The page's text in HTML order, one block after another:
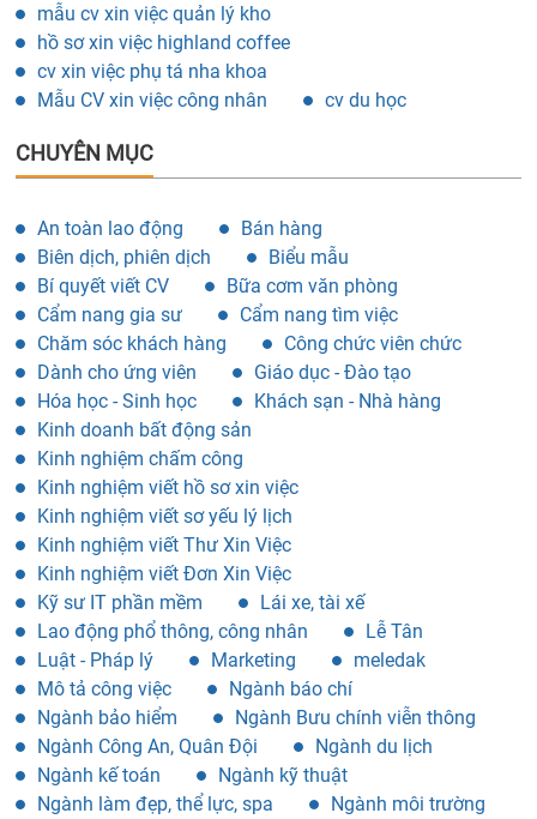
mẫu cv xin việc quản lý kho
hồ sơ xin việc highland coffee
cv xin việc phụ tá nha khoa
Mẫu CV xin việc công nhân
cv du học
CHUYÊN MỤC
An toàn lao động
Bán hàng
Biên dịch, phiên dịch
Biểu mẫu
Bí quyết viết CV
Bữa cơm văn phòng
Cẩm nang gia sư
Cẩm nang tìm việc
Chăm sóc khách hàng
Công chức viên chức
Dành cho ứng viên
Giáo dục - Đào tạo
Hóa học - Sinh học
Khách sạn - Nhà hàng
Kinh doanh bất động sản
Kinh nghiệm chấm công
Kinh nghiệm viết hồ sơ xin việc
Kinh nghiệm viết sơ yếu lý lịch
Kinh nghiệm viết Thư Xin Việc
Kinh nghiệm viết Đơn Xin Việc
Kỹ sư IT phần mềm
Lái xe, tài xế
Lao động phổ thông, công nhân
Lễ Tân
Luật - Pháp lý
Marketing
meledak
Mô tả công việc
Ngành báo chí
Ngành bảo hiểm
Ngành Bưu chính viễn thông
Ngành Công An, Quân Đội
Ngành du lịch
Ngành kế toán
Ngành kỹ thuật
Ngành làm đẹp, thể lực, spa
Ngành môi trường